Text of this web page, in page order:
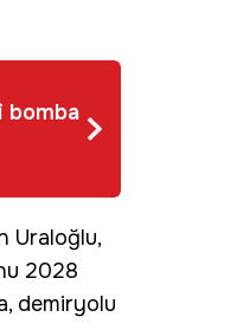
bomba
Uraloğlu,
2028
demiryolu